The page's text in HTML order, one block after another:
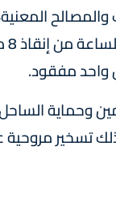
واحد مفقود.
وحماية
تسخير مروحية